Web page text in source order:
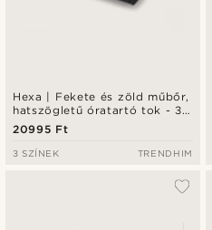
Hexa | Fekete és zöld műbőr,
hatszögletű óratartó tok - 3
karórához
20995 Ft
3 SZÍNEK TRENDHIM